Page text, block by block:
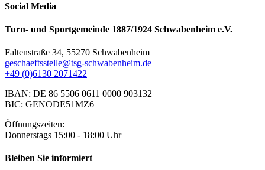
Social Media
Turn- und Sportgemeinde 1887/1924 Schwabenheim e.V.
Faltenstraße 34, 55270 Schwabenheim
geschaeftsstelle@tsg-schwabenheim.de
+49 (0)6130 2071422
IBAN: DE 86 5506 0611 0000 903132
BIC: GENODE51MZ6
Öffnungszeiten:
Donnerstags 15:00 - 18:00 Uhr
Bleiben Sie informiert